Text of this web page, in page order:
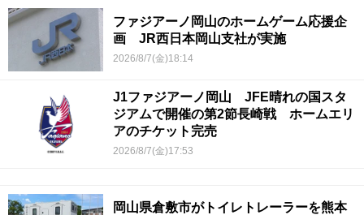
ファジアーノ岡山のホームゲーム応援企
画 JR西日本岡山支社が実施
2026/8/7(金)18:14
J1ファジアーノ岡山 JFE晴れの国スタ
ジアムで開催の第2節長崎戦 ホームエリ
アのチケット完売
2026/8/7(金)17:53
岡山県倉敷市がトイレトレーラーを熊本